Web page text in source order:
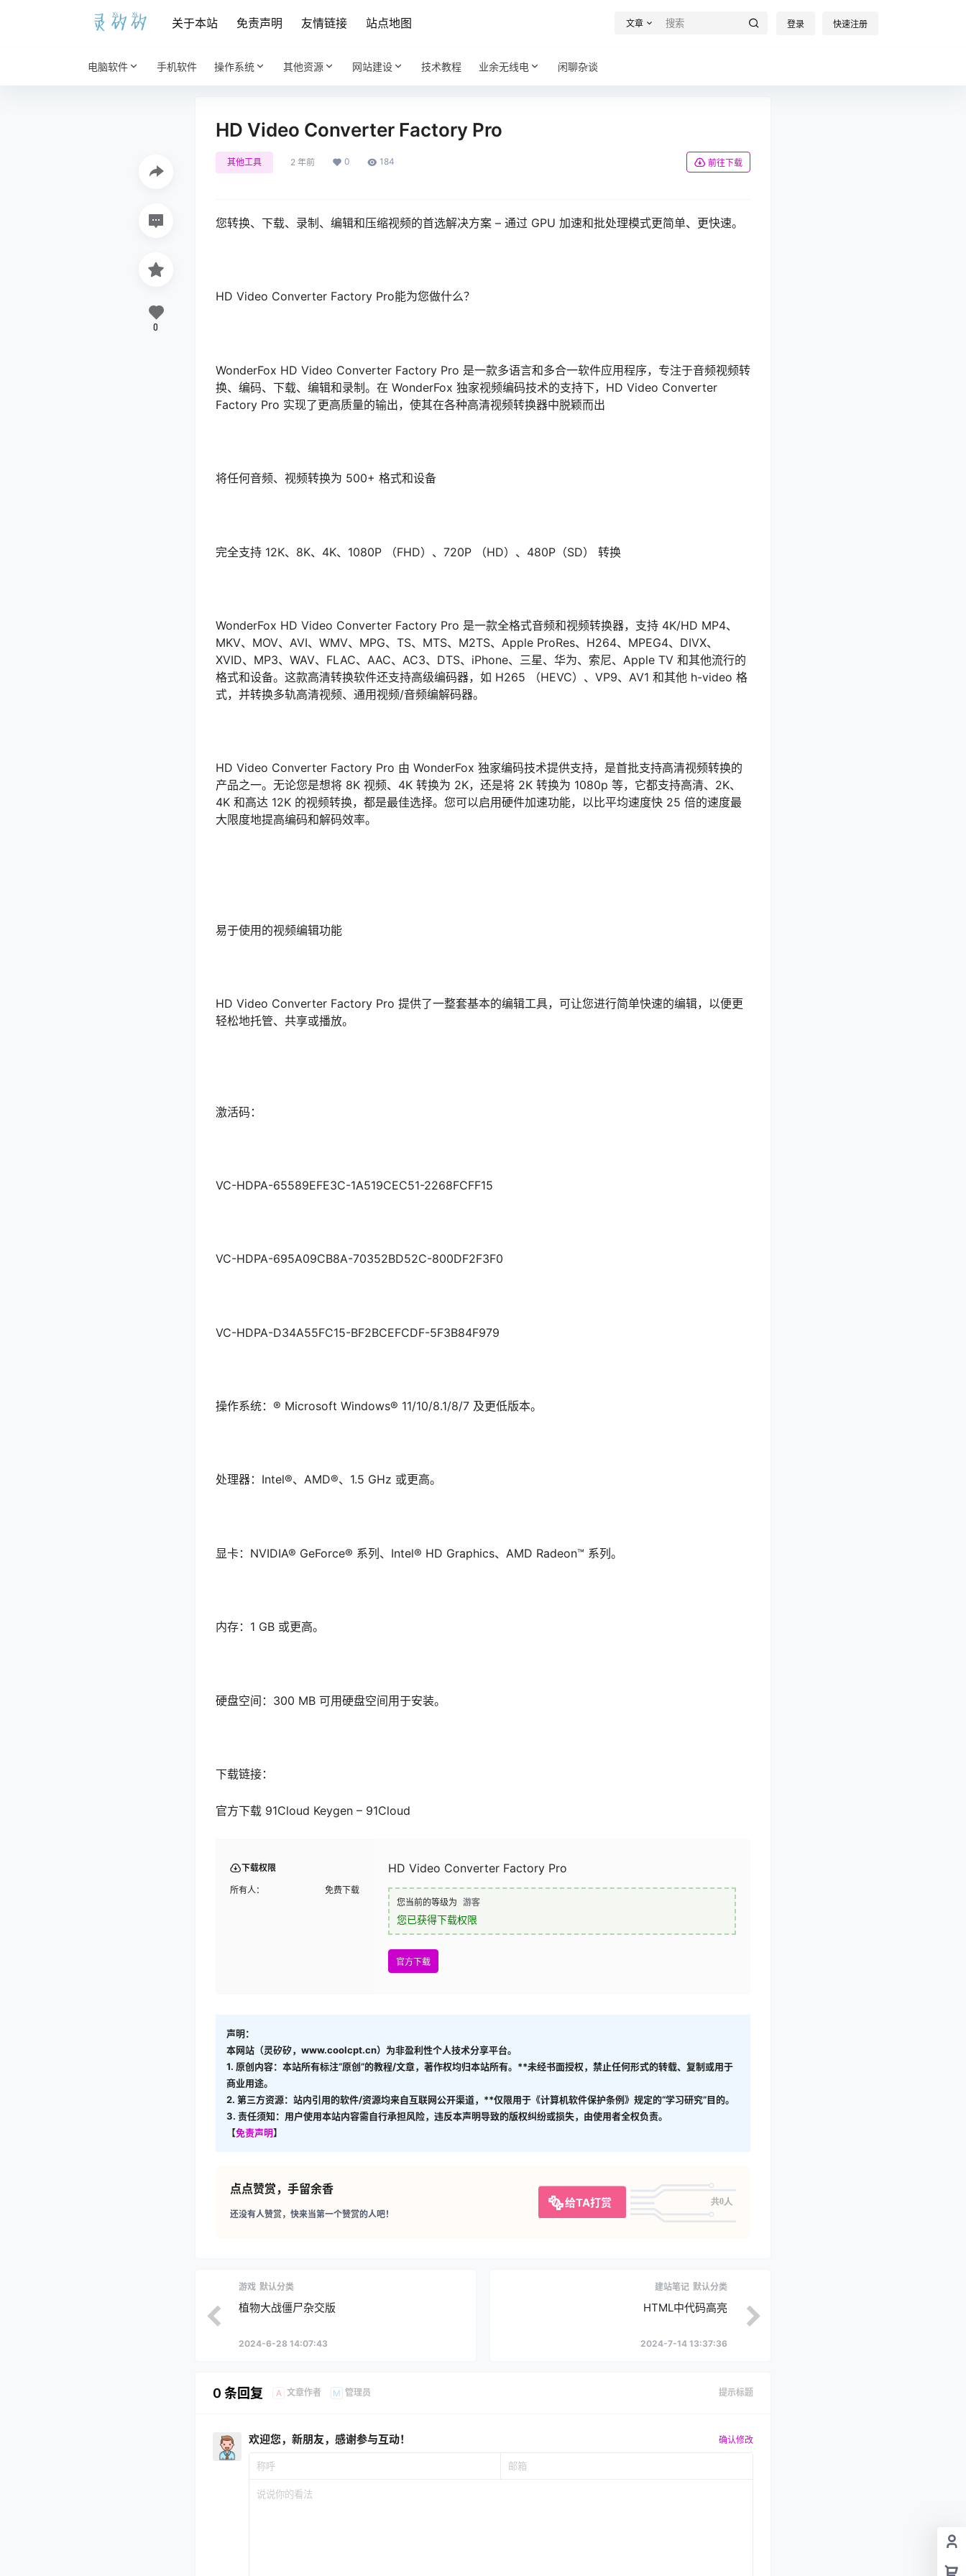
关于本站 免责声明 友情链接 站点地图 文章 登录 快速注册
电脑软件 手机软件 操作系统 其他资源 网站建设 技术教程 业余无线电 闲聊杂谈
HD Video Converter Factory Pro
其他工具 2 年前 0 184 前往下载
您转换、下载、录制、编辑和压缩视频的首选解决方案 – 通过 GPU 加速和批处理模式更简单、更快速。
HD Video Converter Factory Pro能为您做什么？
WonderFox HD Video Converter Factory Pro 是一款多语言和多合一软件应用程序，专注于音频视频转
换、编码、下载、编辑和录制。在 WonderFox 独家视频编码技术的支持下，HD Video Converter
Factory Pro 实现了更高质量的输出，使其在各种高清视频转换器中脱颖而出
将任何音频、视频转换为 500+ 格式和设备
完全支持 12K、8K、4K、1080P （FHD）、720P （HD）、480P（SD） 转换
WonderFox HD Video Converter Factory Pro 是一款全格式音频和视频转换器，支持 4K/HD MP4、
MKV、MOV、AVI、WMV、MPG、TS、MTS、M2TS、Apple ProRes、H264、MPEG4、DIVX、
XVID、MP3、WAV、FLAC、AAC、AC3、DTS、iPhone、三星、华为、索尼、Apple TV 和其他流行的
格式和设备。这款高清转换软件还支持高级编码器，如 H265 （HEVC）、VP9、AV1 和其他 h-video 格
式，并转换多轨高清视频、通用视频/音频编解码器。
HD Video Converter Factory Pro 由 WonderFox 独家编码技术提供支持，是首批支持高清视频转换的
产品之一。无论您是想将 8K 视频、4K 转换为 2K，还是将 2K 转换为 1080p 等，它都支持高清、2K、
4K 和高达 12K 的视频转换，都是最佳选择。您可以启用硬件加速功能，以比平均速度快 25 倍的速度最
大限度地提高编码和解码效率。
易于使用的视频编辑功能
HD Video Converter Factory Pro 提供了一整套基本的编辑工具，可让您进行简单快速的编辑，以便更
轻松地托管、共享或播放。
激活码：
VC-HDPA-65589EFE3C-1A519CEC51-2268FCFF15
VC-HDPA-695A09CB8A-70352BD52C-800DF2F3F0
VC-HDPA-D34A55FC15-BF2BCEFCDF-5F3B84F979
操作系统：® Microsoft Windows® 11/10/8.1/8/7 及更低版本。
处理器：Intel®、AMD®、1.5 GHz 或更高。
显卡：NVIDIA® GeForce® 系列、Intel® HD Graphics、AMD Radeon™ 系列。
内存：1 GB 或更高。
硬盘空间：300 MB 可用硬盘空间用于安装。
下载链接：
官方下载 91Cloud Keygen – 91Cloud
下载权限
所有人： 免费下载
HD Video Converter Factory Pro
您当前的等级为 游客
您已获得下载权限
官方下载
声明：
本网站（灵矽矽，www.coolcpt.cn）为非盈利性个人技术分享平台。
1. 原创内容：本站所有标注“原创”的教程/文章，著作权均归本站所有。**未经书面授权，禁止任何形式的转载、复制或用于
商业用途。
2. 第三方资源：站内引用的软件/资源均来自互联网公开渠道，**仅限用于《计算机软件保护条例》规定的“学习研究”目的。
3. 责任须知：用户使用本站内容需自行承担风险，违反本声明导致的版权纠纷或损失，由使用者全权负责。
【免责声明】
点点赞赏，手留余香
给TA打赏 共0人
还没有人赞赏，快来当第一个赞赏的人吧！
0
游戏 默认分类
植物大战僵尸杂交版
2024-6-28 14:07:43
建站笔记 默认分类
HTML中代码高亮
2024-7-14 13:37:36
0 条回复 A 文章作者 M 管理员 提示标题
欢迎您，新朋友，感谢参与互动！ 确认修改